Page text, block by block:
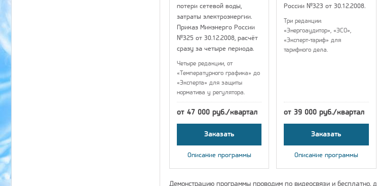
потери сетевой воды,
затраты электроэнергии.
Приказ Минэнерго России
№325 от 30.12.2008, расчёт
сразу за четыре периода.
Четыре редакции, от
«Температурного графика» до
«Эксперта» для защиты
норматива у регулятора.
от 47 000 руб./квартал
Заказать
Описание программы
России №323 от 30.12.2008.
Три редакции:
«Энергоаудитор», «ЭСО»,
«Эксперт-тариф» для
тарифного дела.
от 39 000 руб./квартал
Заказать
Описание программы
Демонстрацию программы проводим по видеосвязи и бесплатно,